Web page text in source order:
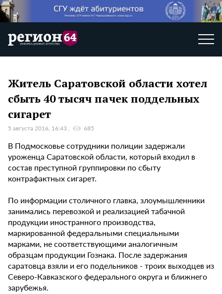
Житель Саратовской области хотел
сбыть 40 тысяч пачек поддельных
сигарет
5 августа 2016, 16:43 685
В Подмосковье сотрудники полиции задержали
уроженца Саратовской области, который входил в
состав преступной группировки по сбыту
контрафактных сигарет.
По информации столичного главка, злоумышленники
занимались перевозкой и реализацией табачной
продукции иностранного производства,
маркированной федеральными специальными
марками, не соответствующими аналогичным
образцам продукции Гознака. После задержания
саратовца взяли и его подельников - троих выходцев из
Северо-Кавказского федерального округа и ближнего
зарубежья.